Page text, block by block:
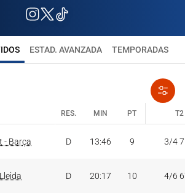
ESTAD. AVANZADA TEMPORADAS
RES. MIN PT T2
- Barça D 13:46 9 3/4
D 20:17 10 4/6